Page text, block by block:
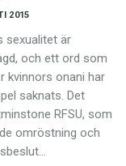
2015
sexualitet är
och ett ord som
kvinnors onani har
saknats. Det
RFSU, som
omröstning och